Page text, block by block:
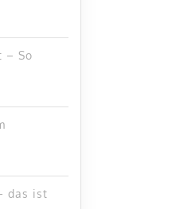
– So
das ist